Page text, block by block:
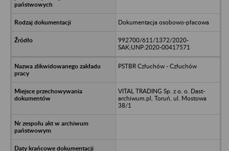
Dokumentacja osobowo-płacowa
992700/611/1372/2020-
SAK;UNP:2020-00417571
PSTBR Człuchów - Człuchów
VITAL TRADING Sp. z o. o. Dast-
archiwum.pl, Toruń, ul. Mostowa
38/1